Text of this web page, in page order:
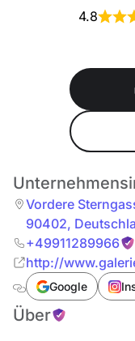
4.8
Vordere
90402,
+49911289966
http://
Google
Über